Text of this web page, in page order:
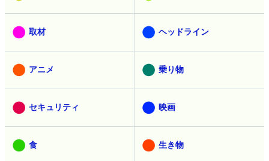
取材 ヘッドライン
アニメ 乗り物
セキュリティ 映画
食 生き物